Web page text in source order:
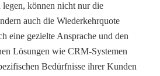
können nicht nur die
auch die Wiederkehrquote
eine gezielte Ansprache und den
Lösungen wie CRM-Systemen
Bedürfnisse ihrer Kunden